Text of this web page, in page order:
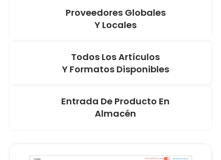
Proveedores Globales
Y Locales
Todos Los Artículos
Y Formatos Disponibles
Entrada De Producto En
Almacén